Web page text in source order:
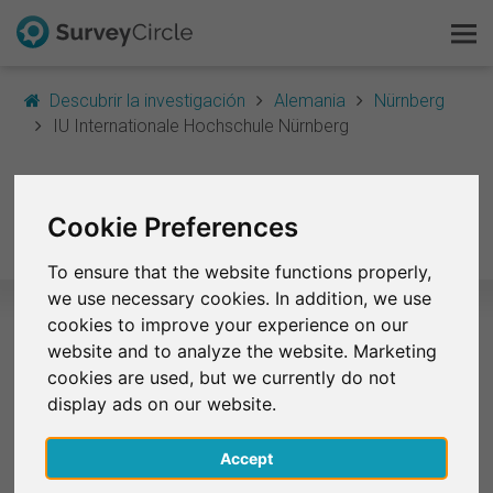
Cookie Preferences
To ensure that the website functions properly,
we use necessary cookies. In addition, we use
cookies to improve your experience on our
website and to analyze the website. Marketing
cookies are used, but we currently do not
display ads on our website.
Accept
Descubrir la investigación Alemania
Nürnberg
IU Internationale Hochschule Nürnberg
Hochschule Nürnberg
Estudios seleccionados – IU
Internationale Hochschule Nürnberg
Actualmente no existen encuestas de IU
Internationale Hochschule Nürnberg en SurveyCircle.
Esto es SurveyCircle
FAQ
Regístrate gratis
Iniciar sesión
English